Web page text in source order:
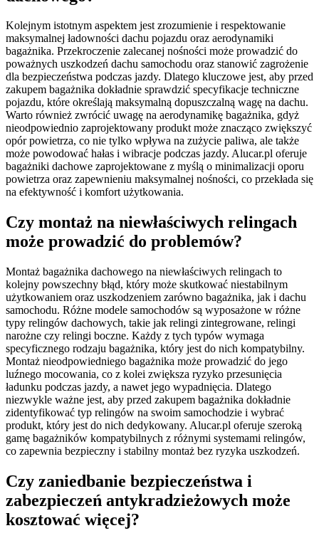
Kolejnym istotnym aspektem jest zrozumienie i respektowanie
maksymalnej ładowności dachu pojazdu oraz aerodynamiki
bagażnika. Przekroczenie zalecanej nośności może prowadzić do
poważnych uszkodzeń dachu samochodu oraz stanowić zagrożenie
dla bezpieczeństwa podczas jazdy. Dlatego kluczowe jest, aby przed
zakupem bagażnika dokładnie sprawdzić specyfikacje techniczne
pojazdu, które określają maksymalną dopuszczalną wagę na dachu.
Warto również zwrócić uwagę na aerodynamikę bagażnika, gdyż
nieodpowiednio zaprojektowany produkt może znacząco zwiększyć
opór powietrza, co nie tylko wpływa na zużycie paliwa, ale także
może powodować hałas i wibracje podczas jazdy. Alucar.pl oferuje
bagażniki dachowe zaprojektowane z myślą o minimalizacji oporu
powietrza oraz zapewnieniu maksymalnej nośności, co przekłada się
na efektywność i komfort użytkowania.
Czy montaż na niewłaściwych relingach
może prowadzić do problemów?
Montaż bagażnika dachowego na niewłaściwych relingach to
kolejny powszechny błąd, który może skutkować niestabilnym
użytkowaniem oraz uszkodzeniem zarówno bagażnika, jak i dachu
samochodu. Różne modele samochodów są wyposażone w różne
typy relingów dachowych, takie jak relingi zintegrowane, relingi
narożne czy relingi boczne. Każdy z tych typów wymaga
specyficznego rodzaju bagażnika, który jest do nich kompatybilny.
Montaż nieodpowiedniego bagażnika może prowadzić do jego
luźnego mocowania, co z kolei zwiększa ryzyko przesunięcia
ładunku podczas jazdy, a nawet jego wypadnięcia. Dlatego
niezwykle ważne jest, aby przed zakupem bagażnika dokładnie
zidentyfikować typ relingów na swoim samochodzie i wybrać
produkt, który jest do nich dedykowany. Alucar.pl oferuje szeroką
gamę bagażników kompatybilnych z różnymi systemami relingów,
co zapewnia bezpieczny i stabilny montaż bez ryzyka uszkodzeń.
Czy zaniedbanie bezpieczeństwa i
zabezpieczeń antykradzieżowych może
kosztować więcej?